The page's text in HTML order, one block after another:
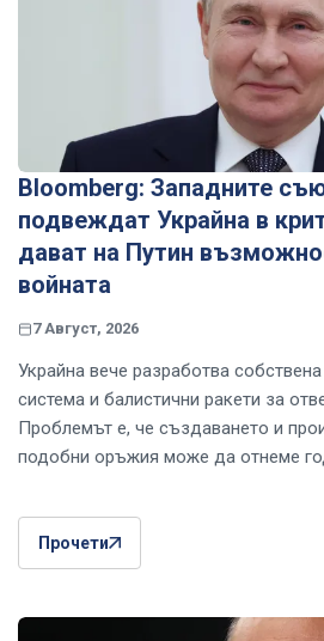
Bloomberg: Западните
подвеждат Украйна в
дават на Путин
войната
7 Август, 2026
Украйна вече разработва
система и балистични ракети за
Проблемът е, че създаването и
подобни оръжия може да отнеме
Прочети